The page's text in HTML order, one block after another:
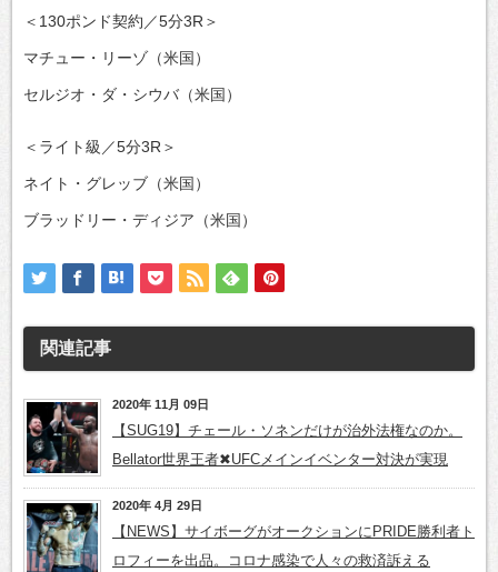
＜130ポンド契約／5分3R＞
マチュー・リーゾ（米国）
セルジオ・ダ・シウバ（米国）
＜ライト級／5分3R＞
ネイト・グレッブ（米国）
ブラッドリー・ディジア（米国）
関連記事
2020年 11月 09日
【SUG19】チェール・ソネンだけが治外法権なのか。
Bellator世界王者✖UFCメインイベンター対決が実現
2020年 4月 29日
【NEWS】サイボーグがオークションにPRIDE勝利者ト
ロフィーを出品。コロナ感染で人々の救済訴える